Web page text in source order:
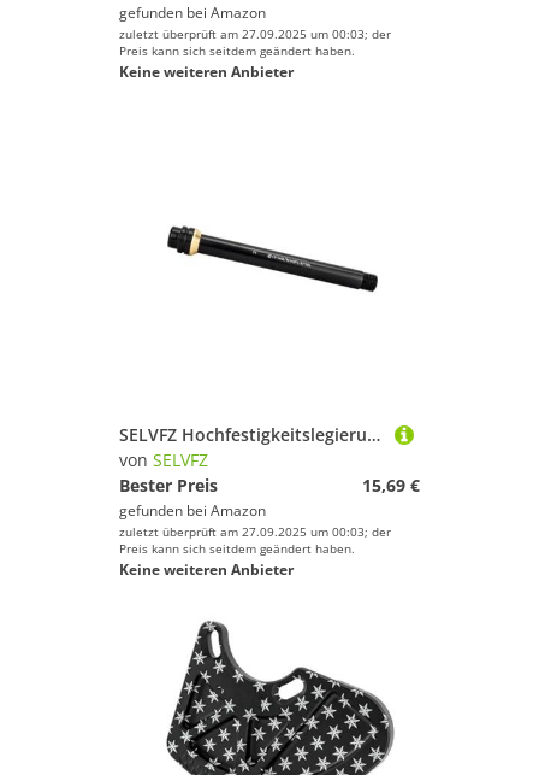
gefunden bei Amazon
zuletzt überprüft am 27.09.2025 um 00:03; der
Preis kann sich seitdem geändert haben.
Keine weiteren Anbieter
SELVFZ Hochfestigkeitslegierungen Mountainbike Gabel Achsen Leichte Fahrräder Achsen Zur Verbesserung Der Haltbarkeit Und Stabilität Hoher Stärken Fahrradwandler
von SELVFZ
Bester Preis
15,69 €
gefunden bei Amazon
zuletzt überprüft am 27.09.2025 um 00:03; der
Preis kann sich seitdem geändert haben.
Keine weiteren Anbieter